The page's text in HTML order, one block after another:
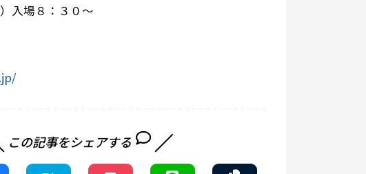
入場８：３０～
この記事をシェアする